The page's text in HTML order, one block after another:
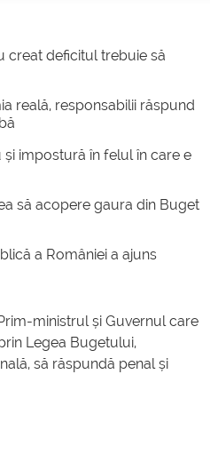
creat deficitul trebuie să
reală, responsabilii răspund
impostură în felul în care e
să acopere gaura din Buget
a României a ajuns
ministrul și Guvernul care
Legea Bugetului,
să răspundă penal și